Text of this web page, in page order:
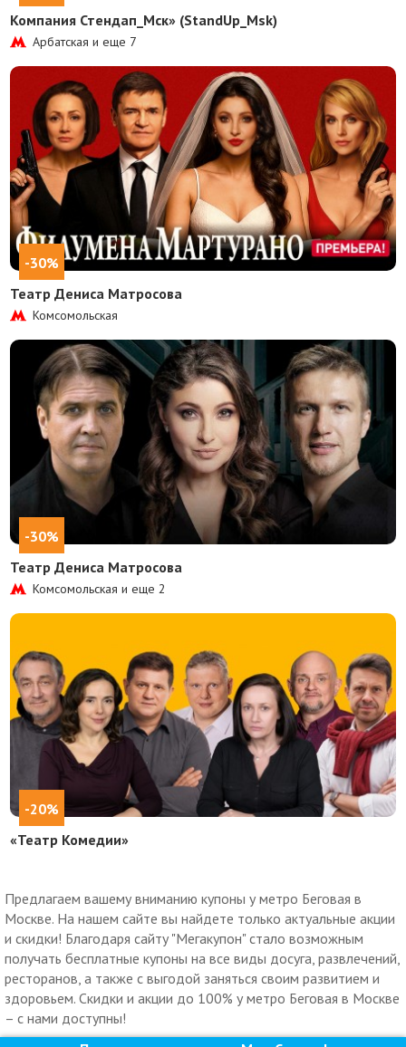
Компания Стендап_Мск» (StandUp_Msk)
Арбатская и еще 7
-30%
Театр Дениса Матросова
Комсомольская
-30%
Театр Дениса Матросова
Комсомольская и еще2
-20%
«Театр Комедии»
Предлагаем вашему вниманию купоны у метро Беговая в
Москве. На нашем сайте вы найдете только актуальные акции
и скидки! Благодаря сайту "Мегакупон" стало возможным
получать бесплатные купоны на все виды досуга, развлечений,
ресторанов, а также с выгодой заняться своим развитием и
здоровьем. Скидки и акции до 100% у метро Беговая в Москве
– с нами доступны!